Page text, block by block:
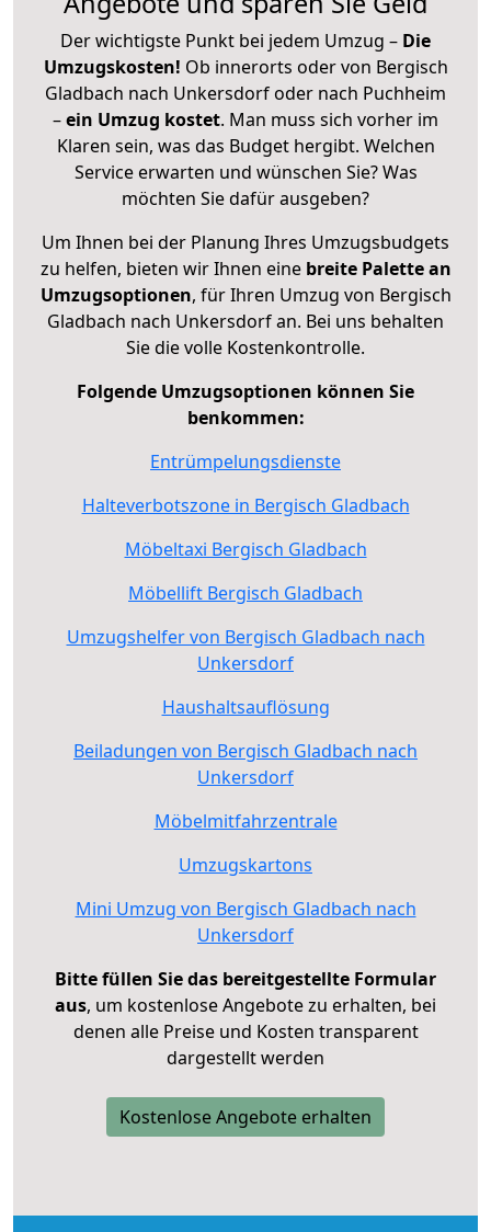
Der wichtigste Punkt bei jedem Umzug – Die
Umzugskosten! Ob innerorts oder von Bergisch
Gladbach nach Unkersdorf oder nach Puchheim
–ein Umzug kostet. Man muss sich vorher im
Klaren sein, was das Budget hergibt. Welchen
Service erwarten und wünschen Sie? Was
möchten Sie dafür ausgeben?
Um Ihnen bei der Planung Ihres Umzugsbudgets
zu helfen, bieten wir Ihnen eine breite Palette an
Umzugsoptionen, für Ihren Umzug von Bergisch
Gladbach nach Unkersdorf an. Bei uns behalten
Sie die volle Kostenkontrolle.
Folgende Umzugsoptionen können Sie
benkommen:
Entrümpelungsdienste
Halteverbotszone in Bergisch Gladbach
Möbeltaxi Bergisch Gladbach
Möbellift Bergisch Gladbach
Umzugshelfer von Bergisch Gladbach nach
Unkersdorf
Haushaltsauflösung
Beiladungen von Bergisch Gladbach nach
Unkersdorf
Möbelmitfahrzentrale
Umzugskartons
Mini Umzug von Bergisch Gladbach nach
Unkersdorf
Bitte füllen Sie das bereitgestellte Formular
aus, um kostenlose Angebote zu erhalten, bei
denen alle Preise und Kosten transparent
dargestellt werden
Kostenlose Angebote erhalten